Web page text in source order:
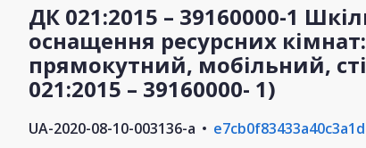
ДК 021:2015 – 39160000-1
оснащення ресурсних
прямокутний, мобільний,
021:2015 – 39160000- 1)
UA-2020-08-10-003136-a